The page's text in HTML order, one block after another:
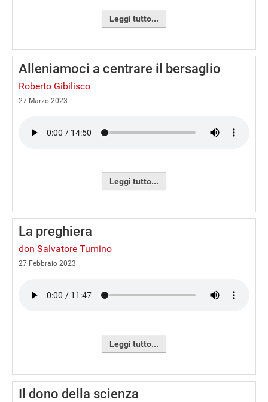
Leggi tutto...
Alleniamoci a centrare il bersaglio
Roberto Gibilisco
27 Marzo 2023
Leggi tutto...
La preghiera
don Salvatore Tumino
27 Febbraio 2023
Leggi tutto...
Il dono della scienza